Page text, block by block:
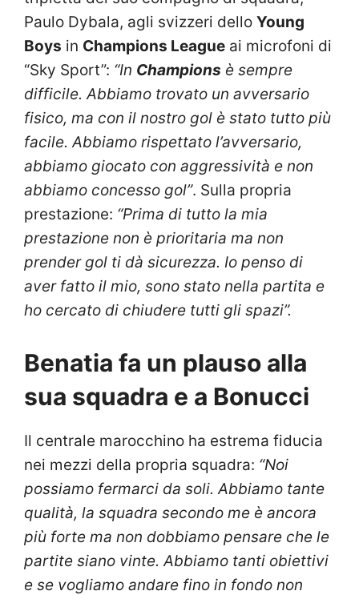
Paulo Dybala, agli svizzeri dello Young
Boys in Champions League ai microfoni di
“Sky Sport”: “In Champions è sempre
difficile. Abbiamo trovato un avversario
fisico, ma con il nostro gol è stato tutto più
facile. Abbiamo rispettato l’avversario,
abbiamo giocato con aggressività e non
abbiamo concesso gol”. Sulla propria
prestazione: “Prima di tutto la mia
prestazione non è prioritaria ma non
prender gol ti dà sicurezza. Io penso di
aver fatto il mio, sono stato nella partita e
ho cercato di chiudere tutti gli spazi”.
Benatia fa un plauso alla
sua squadra e a Bonucci
Il centrale marocchino ha estrema fiducia
nei mezzi della propria squadra: “Noi
possiamo fermarci da soli. Abbiamo tante
qualità, la squadra secondo me è ancora
più forte ma non dobbiamo pensare che le
partite siano vinte. Abbiamo tanti obiettivi
e se vogliamo andare fino in fondo non